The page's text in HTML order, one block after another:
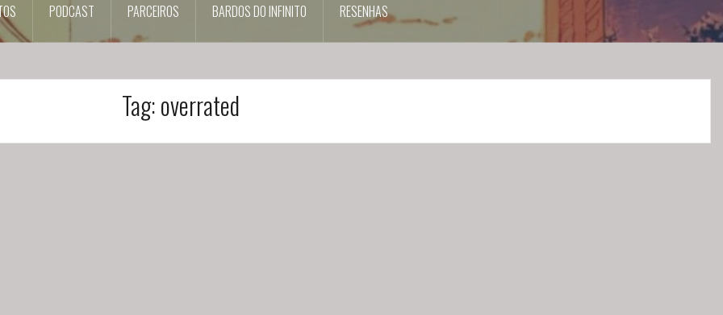
PODCAST PARCEIROS BARDOS DO INFINITO RESENHAS
Tag:overrated